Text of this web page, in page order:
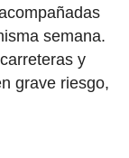
semana.
y
grave riesgo,